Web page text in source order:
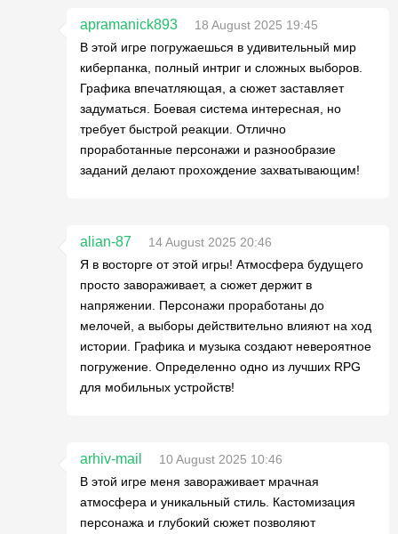
apramanick893
18 August 2025 19:45
В этой игре погружаешься в удивительный мир
киберпанка, полный интриг и сложных выборов.
Графика впечатляющая, а сюжет заставляет
задуматься. Боевая система интересная, но
требует быстрой реакции. Отлично
проработанные персонажи и разнообразие
заданий делают прохождение захватывающим!
alian-87
14 August 2025 20:46
Я в восторге от этой игры! Атмосфера будущего
просто завораживает, а сюжет держит в
напряжении. Персонажи проработаны до
мелочей, а выборы действительно влияют на ход
истории. Графика и музыка создают невероятное
погружение. Определенно одно из лучших RPG
для мобильных устройств!
arhiv-mail
10 August 2025 10:46
В этой игре меня завораживает мрачная
атмосфера и уникальный стиль. Кастомизация
персонажа и глубокий сюжет позволяют